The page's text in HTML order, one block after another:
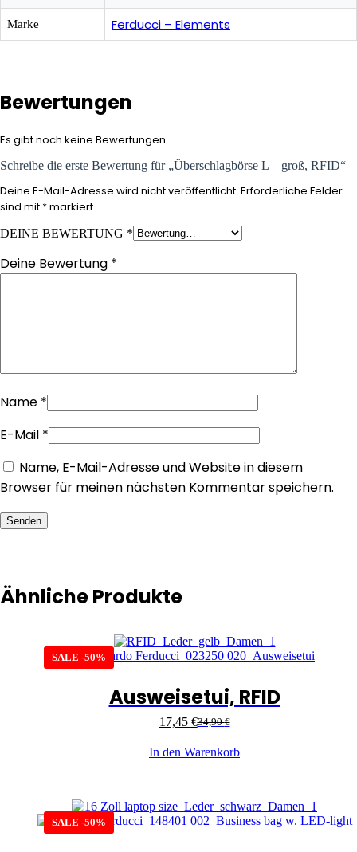
Marke Ferducci – Elements
Bewertungen
Es gibt noch keine Bewertungen.
Schreibe die erste Bewertung für „Überschlagbörse L – groß, RFID“
Deine E-Mail-Adresse wird nicht veröffentlicht. Erforderliche Felder
sind mit *markiert
DEINE BEWERTUNG *
Deine Bewertung *
Name *
E-Mail *
Name, E-Mail-Adresse und Website in diesem
Browser für meinen nächsten Kommentar speichern.
Senden
Ähnliche Produkte
SALE -50%
Ausweisetui, RFID
34,90€
17,45 €
In den Warenkorb
SALE -50%